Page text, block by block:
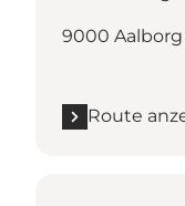
9000 Aalborg
Route